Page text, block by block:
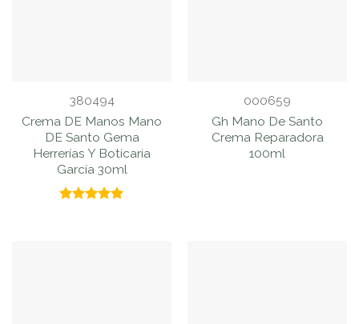
380494
Crema DE Manos Mano
DE Santo Gema
Herrerías Y Boticaria
García 30ml
000659
Gh Mano De Santo
Crema Reparadora
100ml